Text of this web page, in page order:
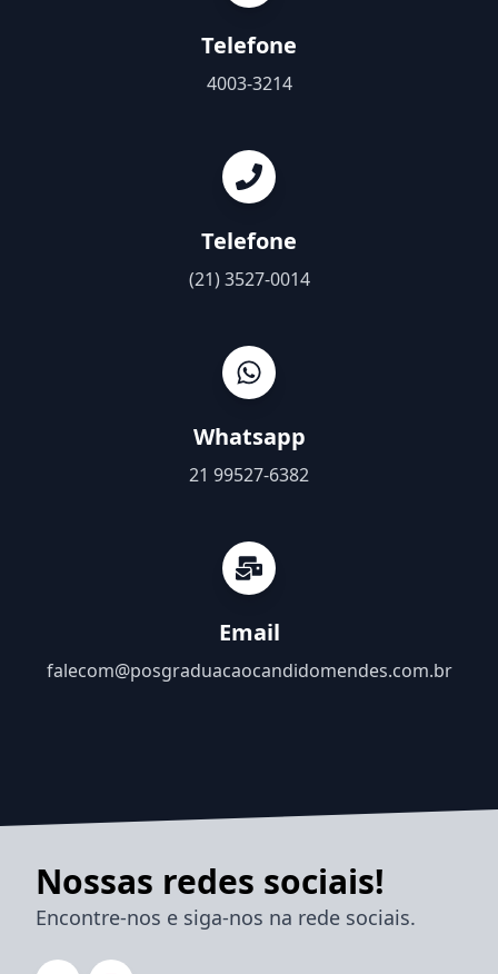
Telefone
4003-3214
Telefone
(21) 3527-0014
Whatsapp
21 99527-6382
Email
falecom@posgraduacaocandidomendes.com.br
Nossas redes sociais!
Encontre-nos e siga-nos na rede sociais.